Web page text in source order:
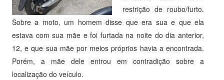
restrição de roubo/furto.
Sobre a moto, um homem disse que era sua e que ela
estava com sua mãe e foi furtada na noite do dia anterior,
12, e que sua mãe por meios próprios havia a encontrada.
Porém, a mãe dele entrou em contradição sobre a
localização do veículo.